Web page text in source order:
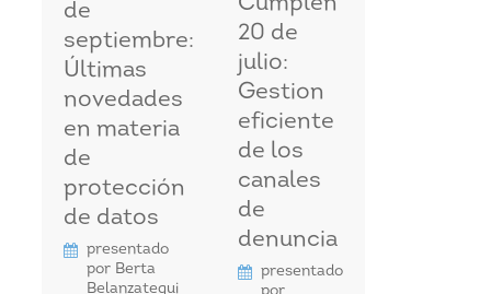
de
septiembre:
Últimas
novedades
en materia
de
protección
de datos
presentado
por Berta
Belanzategui
20 de
julio:
Gestion
eficiente
de los
canales
de
denuncia
presentado